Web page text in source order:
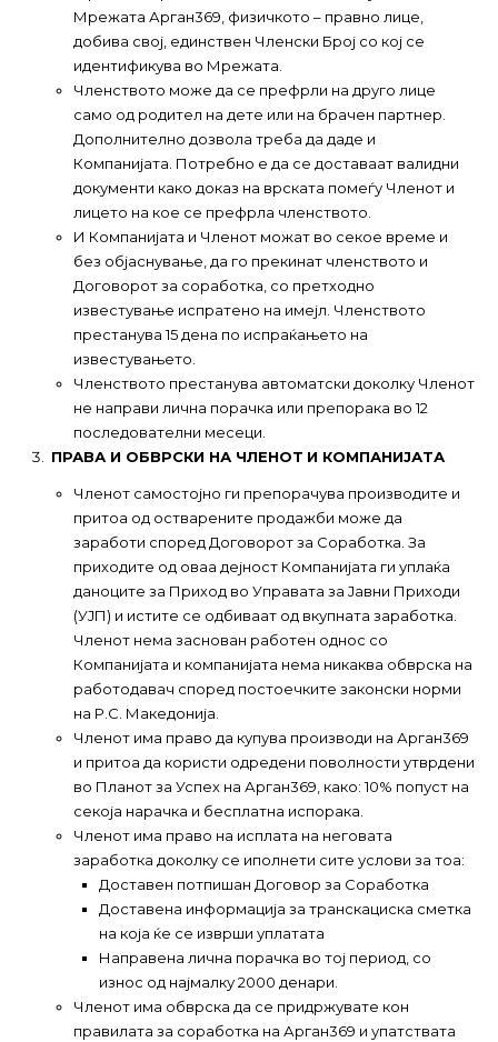
Мрежата Арган369, физичкото – правно лице,
добива свој, единствен Членски Број со кој се
идентификува во Мрежата.
Членството може да се префрли на друго лице
само од родител на дете или на брачен партнер.
Дополнително дозвола треба да даде и
Компанијата. Потребно е да се доставаат валидни
документи како доказ на врската помеѓу Членот и
лицето на кое се префрла членството.
И Компанијата и Членот можат во секое време и
без објаснување, да го прекинат членството и
Договорот за соработка, со претходно
известување испратено на имејл. Членството
престанува 15 дена по испраќањето на
известувањето.
Членството престанува автоматски доколку Членот
не направи лична порачка или препорака во 12
последователни месеци.
ПРАВА И ОБВРСКИ НА ЧЛЕНОТ И КОМПАНИЈАТА
Членот самостојно ги препорачува производите и
притоа од остварените продажби може да
заработи според Договорот за Соработка. За
приходите од оваа дејност Компанијата ги уплаќа
даноците за Приход во Управата за Јавни Приходи
(УЈП) и истите се одбиваат од вкупната заработка.
Членот нема заснован работен однос со
Компанијата и компанијата нема никаква обврска на
работодавач според постоечките законски норми
на Р.С. Македонија.
Членот има право да купува производи на Арган369
и притоа да користи одредени поволности утврдени
во Планот за Успех на Арган369, како: 10% попуст на
секоја нарачка и бесплатна испорака.
Членот има право на исплата на неговата
заработка доколку се иполнети сите услови за тоа:
Доставен потпишан Договор за Соработка
Доставена информација за транскациска сметка
на која ќе се изврши уплатата
Направена лична порачка во тој период, со
износ од најмалку 2000 денари.
Членот има обврска да се придржувате кон
правилата за соработка на Арган369 и упатствата